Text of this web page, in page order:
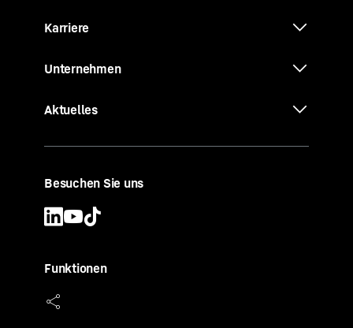
Karriere
Unternehmen
Aktuelles
Besuchen Sie uns
Funktionen